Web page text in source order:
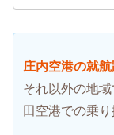
庄内空港の就
それ以外の地
田空港での乗り